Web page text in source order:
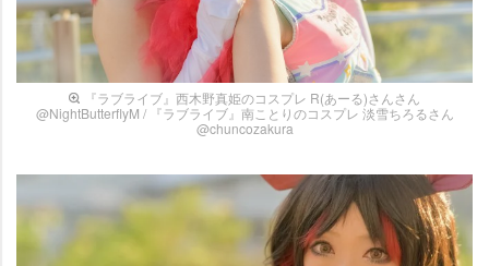
『ラブライブ』西木野真姫のコスプレ R(あーる)さんさん
@NightButterflyM / 『ラブライブ』南ことりのコスプレ 淡雪ちろるさん
@chuncozakura